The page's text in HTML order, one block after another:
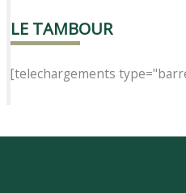
LE TAMBOUR
[telechargements